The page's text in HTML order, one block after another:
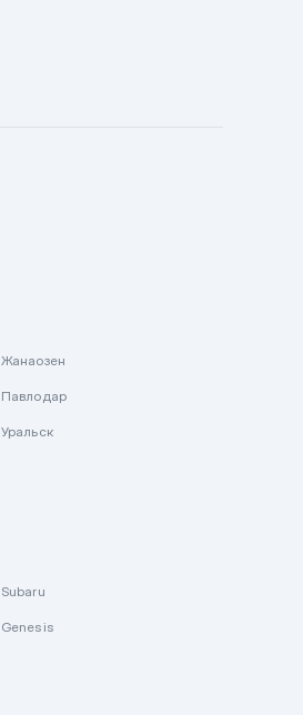
Жанаозен
Павлодар
Уральск
Subaru
Genesis